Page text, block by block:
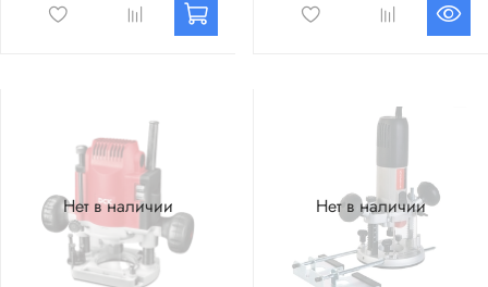
Нет в наличии Нет в наличии